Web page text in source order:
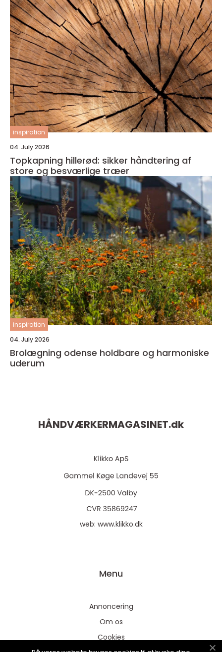
inspiration
04. July 2026
Topkapning hillerød: sikker håndtering af
store og besværlige træer
inspiration
04. July 2026
Brolægning odense holdbare og harmoniske
uderum
HÅNDVÆRKERMAGASINET.dk
web: www.klikko.dk
Menu
Annoncering
Om os
Cookies